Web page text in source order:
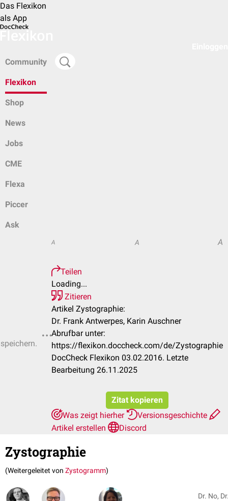
Das Flexikon
als App
Community
Flexikon
Shop
News
Jobs
CME
Flexa
Piccer
Ask
A A A
Teilen
Loading...
Zitieren
Artikel Zystographie:
Dr. Frank Antwerpes, Karin Auschner
Abrufbar unter:
https://flexikon.doccheck.com/de/Zystographie
DocCheck Flexikon 03.02.2016. Letzte
Bearbeitung 26.11.2025
Zitat kopieren
Was zeigt hierher
Versionsgeschichte
Artikel erstellen
Discord
Zystographie
(Weitergeleitet von Zystogramm)
Dr. No,